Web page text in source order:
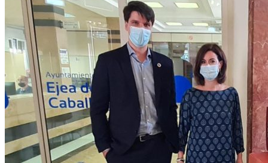
de
los
Caballeros
participa
en
el
foro
más
importante
de
gobiernos